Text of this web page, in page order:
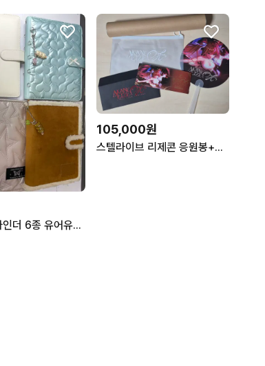
4단 포카 바인더 6종 유어유닝 바인더 마카롱 바인더
105,000원
스텔라이브 리제콘 응원봉+현장특전 팝니다